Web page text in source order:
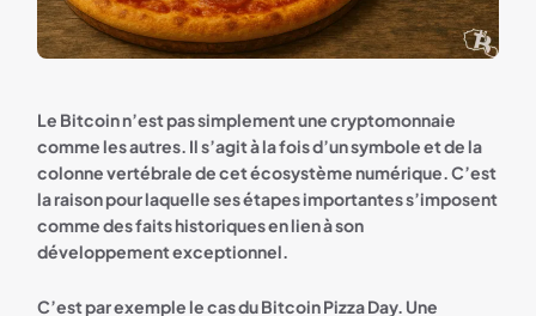
Le Bitcoin n’est pas simplement une cryptomonnaie
comme les autres. Il s’agit à la fois d’un symbole et de la
colonne vertébrale de cet écosystème numérique. C’est
la raison pour laquelle ses étapes importantes s’imposent
comme des faits historiques en lien à son
développement exceptionnel.
C’est par exemple le cas du Bitcoin Pizza Day. Une